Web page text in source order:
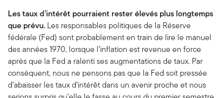
Les taux d’intérêt pourraient rester élevés plus longtemps
que prévu. Les responsables politiques de la Réserve
fédérale (Fed) sont probablement en train de lire le manuel
des années 1970, lorsque l’inflation est revenue en force
après que la Fed a ralenti ses augmentations de taux. Par
conséquent, nous ne pensons pas que la Fed soit pressée
d’abaisser les taux d’intérêt dans un avenir proche et nous